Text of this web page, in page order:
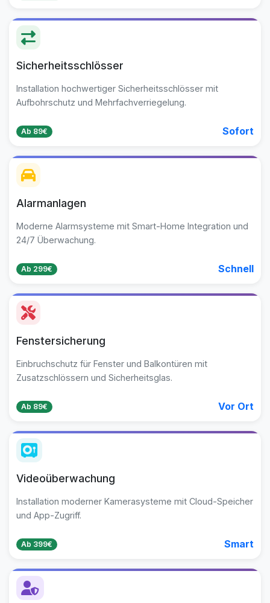
Sicherheitsschlösser
Installation hochwertiger Sicherheitsschlösser mit
Aufbohrschutz und Mehrfachverriegelung.
Ab 89€ Sofort
Alarmanlagen
Moderne Alarmsysteme mit Smart-Home Integration und
24/7 Überwachung.
Ab 299€ Schnell
Fenstersicherung
Einbruchschutz für Fenster und Balkontüren mit
Zusatzschlössern und Sicherheitsglas.
Ab 89€ Vor Ort
Videoüberwachung
Installation moderner Kamerasysteme mit Cloud-Speicher
und App-Zugriff.
Ab 399€ Smart